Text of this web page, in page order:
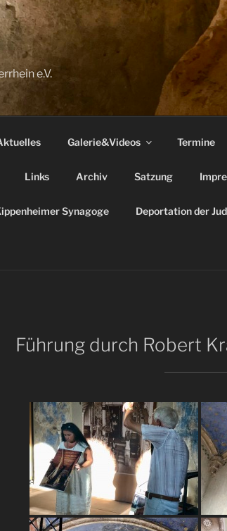
e.V.
Galerie&Videos Termine
Links Archiv Satzung
Synagoge Deportation der
Führung durch Robert